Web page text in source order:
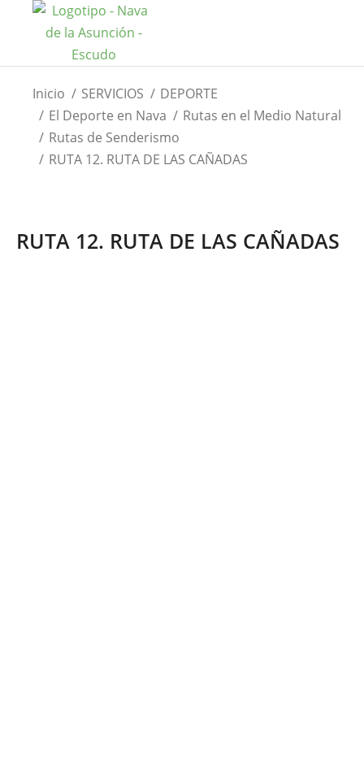
Estás aquí:
Inicio SERVICIOS
DEPORTE
El Deporte en Nava
Rutas en el Medio Natural
Rutas de Senderismo
RUTA 12. RUTA DE LAS CAÑADAS
RUTA 12. RUTA DE LAS CAÑADAS